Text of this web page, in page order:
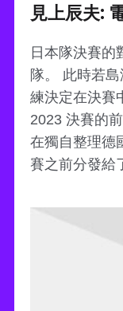
見上辰夫:
日本隊決賽的
隊。 此時若
練決定在決賽
2023 決賽的
在獨自整理德
賽之前分發給